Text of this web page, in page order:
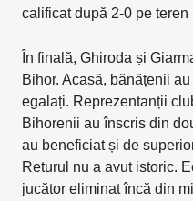
calificat după 2-0 pe
În finală, Ghiroda și
Bihor. Acasă, bănățenii
egalați. Reprezentanții
Bihorenii au înscris din
au beneficiat și de
Returul nu a avut istoric.
jucător eliminat încă din